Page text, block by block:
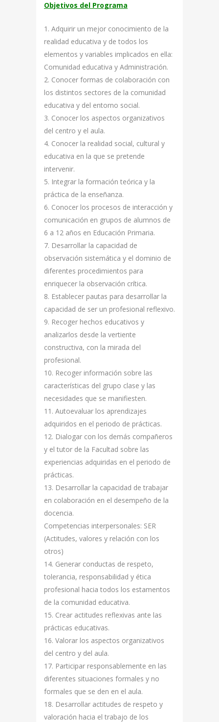
Objetivos del Programa
1. Adquirir un mejor conocimiento de la
realidad educativa y de todos los
elementos y variables implicados en ella:
Comunidad educativa y Administración.
2. Conocer formas de colaboración con
los distintos sectores de la comunidad
educativa y del entorno social.
3. Conocer los aspectos organizativos
del centro y el aula.
4. Conocer la realidad social, cultural y
educativa en la que se pretende
intervenir.
5. Integrar la formación teórica y la
práctica de la enseñanza.
6. Conocer los procesos de interacción y
comunicación en grupos de alumnos de
6 a 12 años en Educación Primaria.
7. Desarrollar la capacidad de
observación sistemática y el dominio de
diferentes procedimientos para
enriquecer la observación crítica.
8. Establecer pautas para desarrollar la
capacidad de ser un profesional reflexivo.
9. Recoger hechos educativos y
analizarlos desde la vertiente
constructiva, con la mirada del
profesional.
10. Recoger información sobre las
características del grupo clase y las
necesidades que se manifiesten.
11. Autoevaluar los aprendizajes
adquiridos en el periodo de prácticas.
12. Dialogar con los demás compañeros
y el tutor de la Facultad sobre las
experiencias adquiridas en el periodo de
prácticas.
13. Desarrollar la capacidad de trabajar
en colaboración en el desempeño de la
docencia.
Competencias interpersonales: SER
(Actitudes, valores y relación con los
otros)
14. Generar conductas de respeto,
tolerancia, responsabilidad y ética
profesional hacia todos los estamentos
de la comunidad educativa.
15. Crear actitudes reflexivas ante las
prácticas educativas.
16. Valorar los aspectos organizativos
del centro y del aula.
17. Participar responsablemente en las
diferentes situaciones formales y no
formales que se den en el aula.
18. Desarrollar actitudes de respeto y
valoración hacia el trabajo de los